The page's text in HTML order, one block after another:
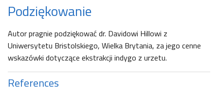
Podziękowanie
Autor pragnie podziękować dr. Davidowi Hillowi z
Uniwersytetu Bristolskiego, Wielka Brytania, za jego cenne
wskazówki dotyczące ekstrakcji indygo z urzetu.
References